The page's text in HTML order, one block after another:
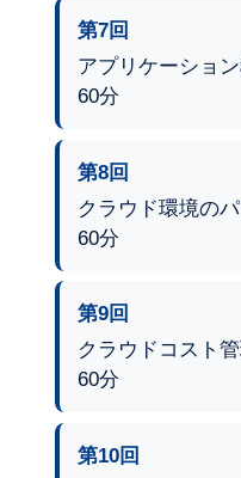
第7回
アプリケーショ
60分
第8回
クラウド環境の
60分
第9回
クラウドコスト
60分
第10回